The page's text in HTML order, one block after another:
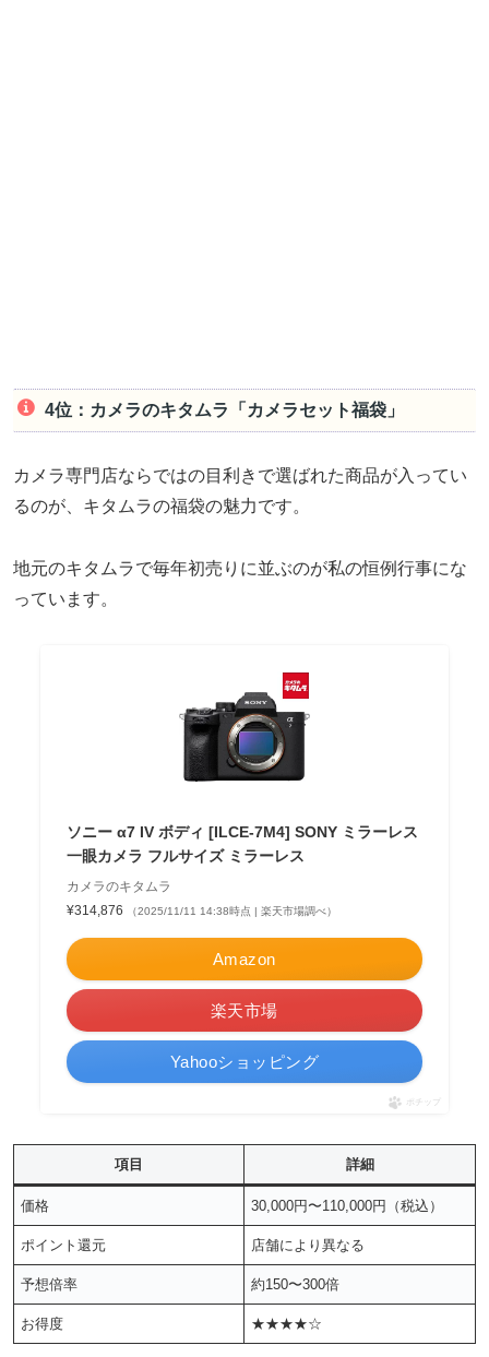
4位：カメラのキタムラ「カメラセット福袋」
カメラ専門店ならではの目利きで選ばれた商品が入ってい
るのが、キタムラの福袋の魅力です。
地元のキタムラで毎年初売りに並ぶのが私の恒例行事にな
っています。
ソニー α7 IV ボディ [ILCE-7M4] SONY ミラーレス
一眼カメラ フルサイズ ミラーレス
カメラのキタムラ
¥314,876
（2025/11/11 14:38時点 | 楽天市場調べ）
Amazon
楽天市場
Yahooショッピング
ポチップ
項目 詳細
価格 30,000円〜110,000円（税込）
ポイント還元 店舗により異なる
予想倍率 約150〜300倍
お得度 ★★★★☆